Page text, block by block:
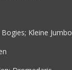
Kleine Jumbo